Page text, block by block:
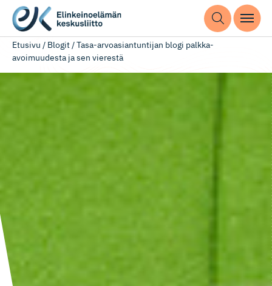
Etusivu / Blogit/Tasa-arvoasiantuntijan blogi palkka-
avoimuudesta ja sen vierestä